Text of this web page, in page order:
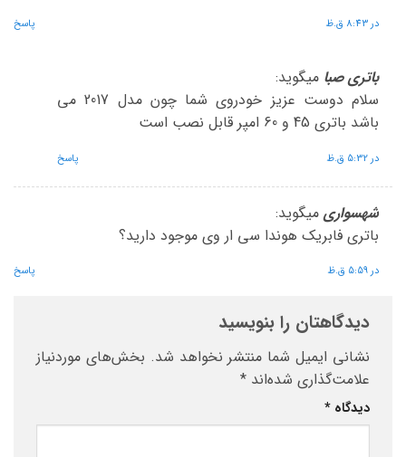
در 8:43 ق.ظ پاسخ
باتری صبا میگوید:
سلام دوست عزیز خودروی شما چون مدل 2017 می
باشد باتری 45 و 60 امپر قابل نصب است
در 5:32 ق.ظ پاسخ
شهسواری میگوید:
باتری فابریک هوندا سی ار وی موجود دارید؟
در 5:59 ق.ظ پاسخ
دیدگاهتان را بنویسید
نشانی ایمیل شما منتشر نخواهد شد. بخش‌های موردنیاز
علامت‌گذاری شده‌اند *
دیدگاه *